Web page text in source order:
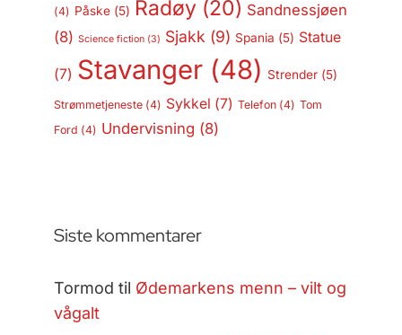
(4) Påske(5) Radøy(20) Sandnessjøen
(8) Science fiction(3) Sjakk (9) Spania (5) Statue
(7) Stavanger(48) Strender(5)
Strømmetjeneste(4) Sykkel (7) Telefon(4) Tom
Ford (4) Undervisning (8)
Siste kommentarer
Tormod til Ødemarkens menn – vilt og
vågalt